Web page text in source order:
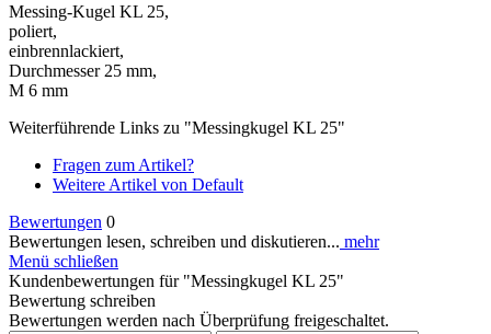
Messing-Kugel KL 25,
poliert,
einbrennlackiert,
Durchmesser 25 mm,
M 6 mm
Weiterführende Links zu "Messingkugel KL 25"
Fragen zum Artikel?
Weitere Artikel von Default
Bewertungen 0
Bewertungen lesen, schreiben und diskutieren... mehr
Menü schließen
Kundenbewertungen für "Messingkugel KL 25"
Bewertung schreiben
Bewertungen werden nach Überprüfung freigeschaltet.